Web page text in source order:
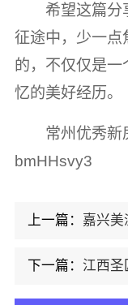
希望这篇分
征途中，少一点
的，不仅仅是一
忆的美好经历。
常州优秀新
bmHHsvy3
上一篇： 嘉兴美
下一篇： 江西圣